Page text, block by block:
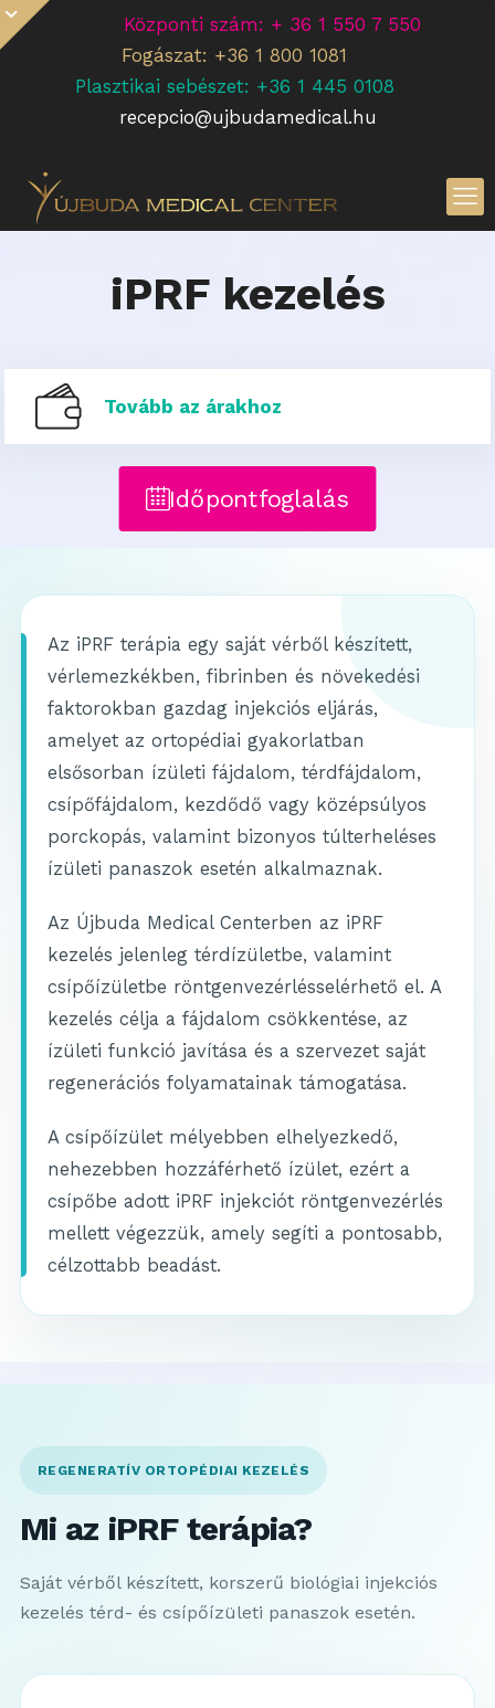
Központi szám: + 36 1 550 7 550
Fogászat: +36 1 800 1081
Plasztikai sebészet: +36 1 445 0108
recepcio@ujbudamedical.hu
iPRF kezelés
Tovább az árakhoz
Időpontfoglalás
Az iPRF terápia egy saját vérből készített,
vérlemezkékben, fibrinben és növekedési
faktorokban gazdag injekciós eljárás,
amelyet az ortopédiai gyakorlatban
elsősorban ízületi fájdalom, térdfájdalom,
csípőfájdalom, kezdődő vagy középsúlyos
porckopás, valamint bizonyos túlterheléses
ízületi panaszok esetén alkalmaznak.
Az Újbuda Medical Centerben az iPRF
kezelés jelenleg térdízületbe, valamint
csípőízületbe röntgenvezérlésselérhető el. A
kezelés célja a fájdalom csökkentése, az
ízületi funkció javítása és a szervezet saját
regenerációs folyamatainak támogatása.
A csípőízület mélyebben elhelyezkedő,
nehezebben hozzáférhető ízület, ezért a
csípőbe adott iPRF injekciót röntgenvezérlés
mellett végezzük, amely segíti a pontosabb,
célzottabb beadást.
REGENERATÍV ORTOPÉDIAI KEZELÉS
Mi az iPRF terápia?
Saját vérből készített, korszerű biológiai injekciós
kezelés térd- és csípőízületi panaszok esetén.